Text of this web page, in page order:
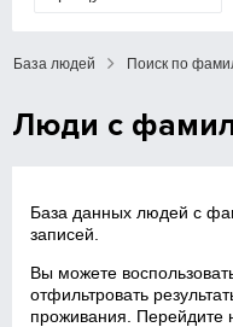
База людей Поиск по
Люди с
База данных людей с
записей.
Вы можете
отфильтровать
проживания. Перейдите